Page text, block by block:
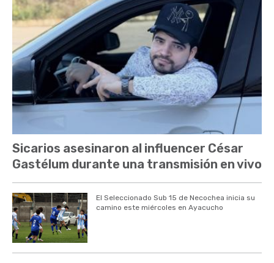
Sicarios asesinaron al influencer César
Gastélum durante una transmisión en vivo
El Seleccionado Sub 15 de Necochea inicia su
camino este miércoles en Ayacucho